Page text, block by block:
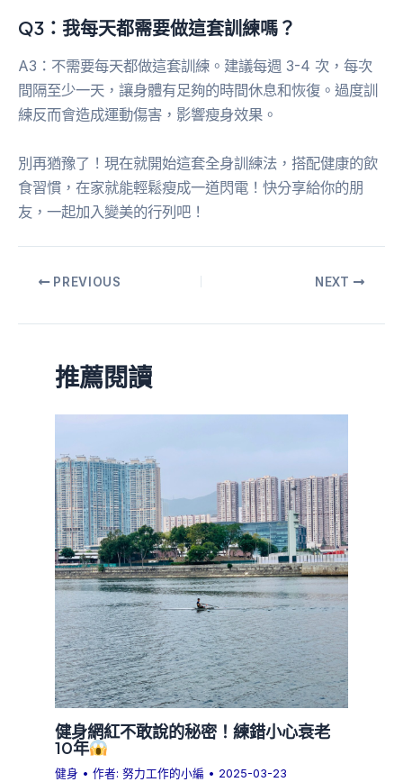
Q3：我每天都需要做這套訓練嗎？
A3：不需要每天都做這套訓練。建議每週 3-4 次，每次
間隔至少一天，讓身體有足夠的時間休息和恢復。過度訓
練反而會造成運動傷害，影響瘦身效果。
別再猶豫了！現在就開始這套全身訓練法，搭配健康的飲
食習慣，在家就能輕鬆瘦成一道閃電！快分享給你的朋
友，一起加入變美的行列吧！
PREVIOUS NEXT
推薦閱讀
健身網紅不敢說的秘密！練錯小心衰老
10年
健身 • 作者:努力工作的小編 • 2025-03-23